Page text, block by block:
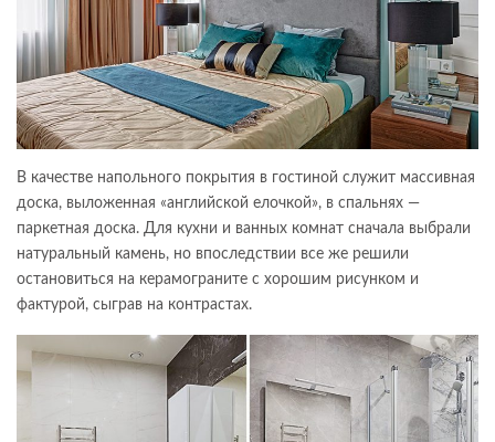
В качестве напольного покрытия в гостиной служит массивная
доска, выложенная «английской елочкой», в спальнях —
паркетная доска. Для кухни и ванных комнат сначала выбрали
натуральный камень, но впоследствии все же решили
остановиться на керамограните с хорошим рисунком и
фактурой, сыграв на контрастах.